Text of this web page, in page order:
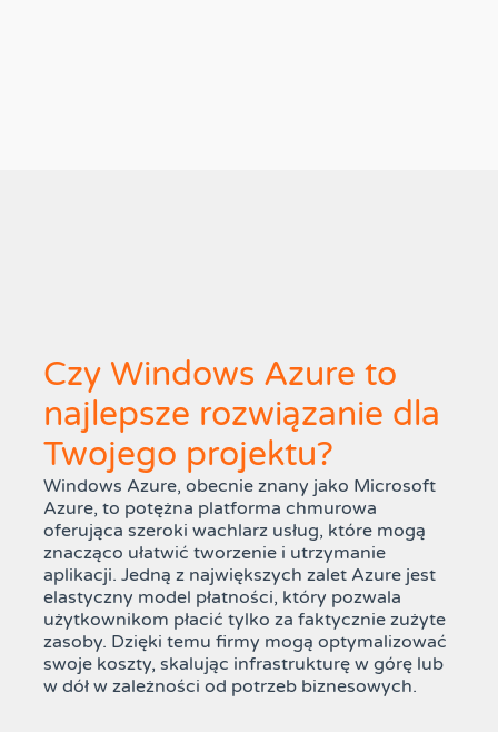
Czy Windows Azure to
najlepsze rozwiązanie dla
Twojego projektu?
Windows Azure, obecnie znany jako Microsoft
Azure, to potężna platforma chmurowa
oferująca szeroki wachlarz usług, które mogą
znacząco ułatwić tworzenie i utrzymanie
aplikacji. Jedną z największych zalet Azure jest
elastyczny model płatności, który pozwala
użytkownikom płacić tylko za faktycznie zużyte
zasoby. Dzięki temu firmy mogą optymalizować
swoje koszty, skalując infrastrukturę w górę lub
w dół w zależności od potrzeb biznesowych.